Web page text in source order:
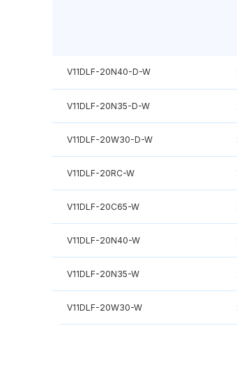
V11DLF-20N40-D-W
V11DLF-20N35-D-W
V11DLF-20W30-D-W
V11DLF-20RC-W
V11DLF-20C65-W
V11DLF-20N40-W
V11DLF-20N35-W
V11DLF-20W30-W